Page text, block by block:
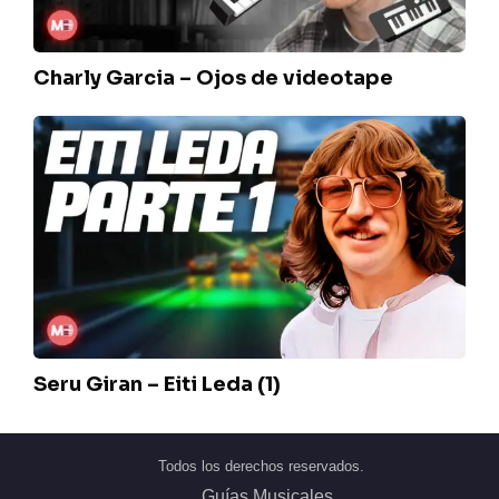
Charly Garcia – Ojos de videotape
Seru
Giran
Eiti
Leda
Seru Giran – Eiti Leda (1)
Todos los derechos reservados.